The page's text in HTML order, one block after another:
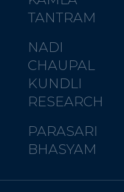
TANTRAM
NADI
CHAUPAL
KUNDLI
RESEARCH
PARASARI
BHASYAM